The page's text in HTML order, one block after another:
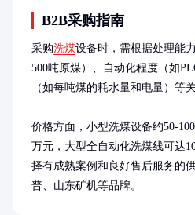
B2B采购指南
采购洗煤设备时，需根据处理能
500吨原煤）、自动化程度（如
（如每吨煤的耗水量和电量）等
价格方面，小型洗煤设备约50-
万元，大型全自动化洗煤线可达
择有成熟案例和良好售后服务的
普、山东矿机等品牌。